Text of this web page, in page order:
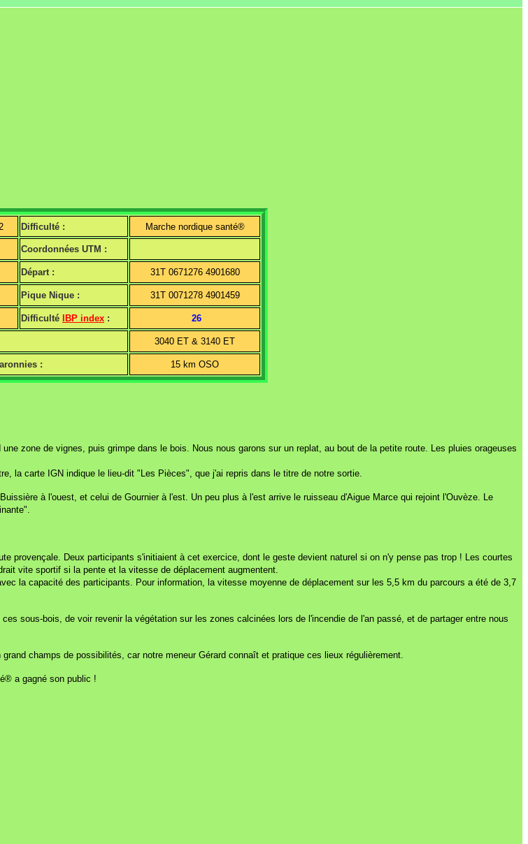
Difficulté : Marche nordique santé®
Coordonnées UTM :
Départ : 31T 0671276 4901680
Pique Nique : 31T 0071278 4901459
Difficulté IBP index : 26
3040 ET & 3140 ET
: 15 km OSO
zone de vignes, puis grimpe dans le bois. Nous nous garons sur un replat, au bout de la petite route. Les pluies orageuses
la carte IGN indique le lieu-dit "Les Pièces", que j'ai repris dans le titre de notre sortie.
à l'ouest, et celui de Gournier à l'est. Un peu plus à l'est arrive le ruisseau d'Aigue Marce qui rejoint l'Ouvèze. Le
provençale. Deux participants s'initiaient à cet exercice, dont le geste devient naturel si on n'y pense pas trop ! Les courtes
vite sportif si la pente et la vitesse de déplacement augmentent.
la capacité des participants. Pour information, la vitesse moyenne de déplacement sur les 5,5 km du parcours a été de 3,7
sous-bois, de voir revenir la végétation sur les zones calcinées lors de l'incendie de l'an passé, et de partager entre nous
champs de possibilités, car notre meneur Gérard connaît et pratique ces lieux régulièrement.
a gagné son public !